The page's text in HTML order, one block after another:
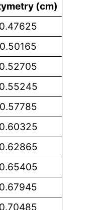
(cm)
0.47625
0.50165
0.52705
0.55245
0.57785
0.60325
0.62865
0.65405
0.67945
0.70485